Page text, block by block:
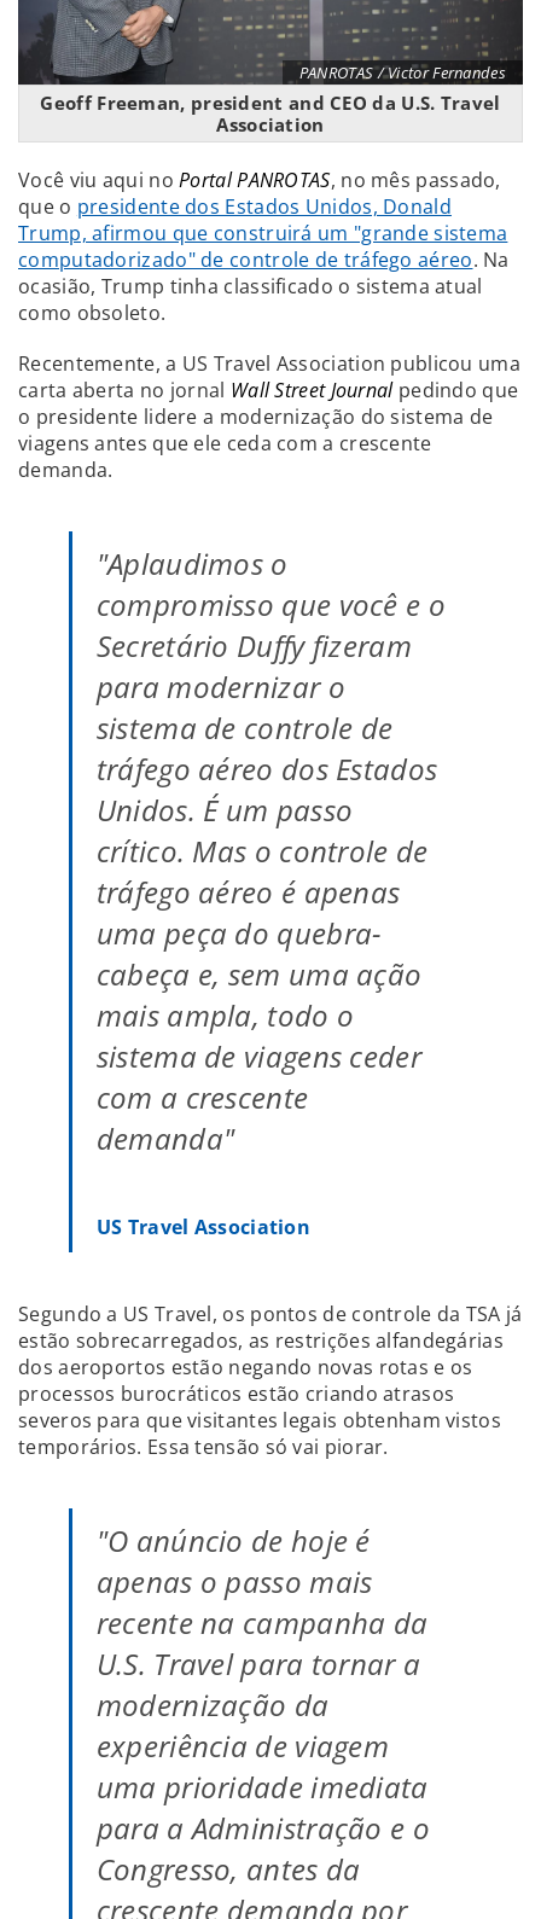
PANROTAS / Victor Fernandes
Geoff Freeman, president and CEO da U.S. Travel
Association
Você viu aqui noPortal PANROTAS, no mês passado,
que o presidente dos Estados Unidos, Donald
Trump, afirmou que construirá um "grande sistema
computadorizado" de controle de tráfego aéreo. Na
ocasião, Trump tinha classificado o sistema atual
como obsoleto.
Recentemente, a US Travel Association publicou uma
carta aberta no jornal Wall Street Journalpedindo que
o presidente lidere a modernização do sistema de
viagens antes que ele ceda com a crescente
demanda.
"Aplaudimos o
compromisso que você e o
Secretário Duffy fizeram
para modernizar o
sistema de controle de
tráfego aéreo dos Estados
Unidos. É um passo
crítico. Mas o controle de
tráfego aéreo é apenas
uma peça do quebra-
cabeça e, sem uma ação
mais ampla, todo o
sistema de viagens ceder
com a crescente
demanda"
US Travel Association
Segundo a US Travel, os pontos de controle da TSA já
estão sobrecarregados, as restrições alfandegárias
dos aeroportos estão negando novas rotas e os
processos burocráticos estão criando atrasos
severos para que visitantes legais obtenham vistos
temporários. Essa tensão só vai piorar.
"O anúncio de hoje é
apenas o passo mais
recente na campanha da
U.S. Travel para tornar a
modernização da
experiência de viagem
uma prioridade imediata
para a Administração e o
Congresso, antes da
crescente demanda por